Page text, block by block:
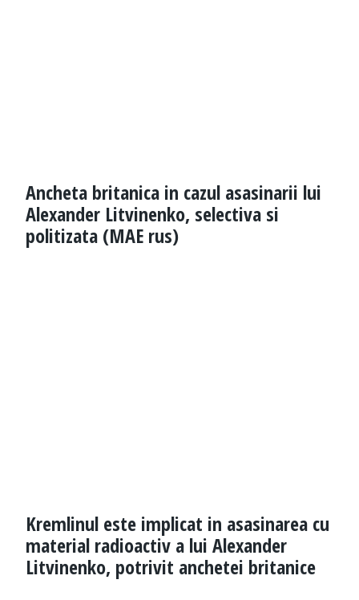
Ancheta britanica in cazul asasinarii lui
Alexander Litvinenko, selectiva si
politizata (MAE rus)
Kremlinul este implicat in asasinarea cu
material radioactiv a lui Alexander
Litvinenko, potrivit anchetei britanice